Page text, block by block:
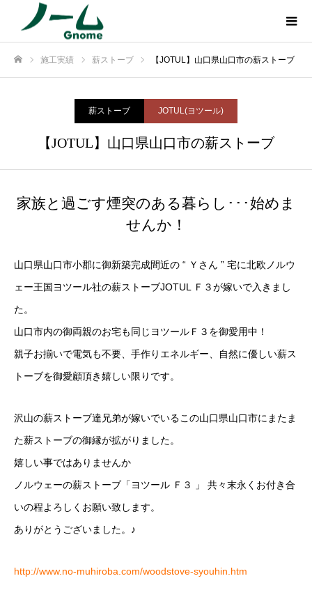
施工実績 薪ストーブ 【JOTUL】山口県山口市の薪ストーブ
薪ストーブ JOTUL(ヨツール)
【JOTUL】山口県山口市の薪ストーブ
家族と過ごす煙突のある暮らし･･･始めま
せんか！
山口県山口市小郡に御新築完成間近の “ Ｙさん ” 宅に北欧ノルウ
ェー王国ヨツール社の薪ストーブJOTUL Ｆ３が嫁いで入きまし
た。
山口市内の御両親のお宅も同じヨツールＦ３を御愛用中！
親子お揃いで電気も不要、手作りエネルギー、自然に優しい薪ス
トーブを御愛顧頂き嬉しい限りです。
沢山の薪ストーブ達兄弟が嫁いでいるこの山口県山口市にまたま
た薪ストーブの御縁が拡がりました。
嬉しい事ではありませんか
ノルウェーの薪ストーブ「ヨツール Ｆ３ 」 共々末永くお付き合
いの程よろしくお願い致します。
ありがとうございました。♪
http://www.no-muhiroba.com/woodstove-syouhin.htm